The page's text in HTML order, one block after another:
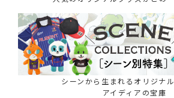
シーンから生まれるオリジナ
アイディアの宝庫